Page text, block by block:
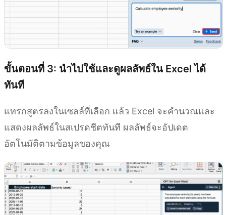
ขั้นตอนที่ 3: นำไปใช้และดูผลลัพธ์ใน Excel ได้
ทันที
แทรกสูตรลงในเซลล์ที่เลือก แล้ว Excel จะคำนวณและ
แสดงผลลัพธ์ในสเปรดชีตทันที ผลลัพธ์จะอัปเดต
อัตโนมัติตามข้อมูลของคุณ